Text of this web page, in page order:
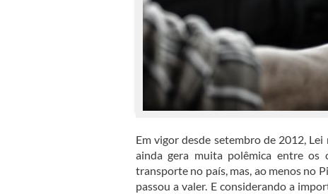
Em vigor desde setembro de 2012,
ainda gera muita polêmica entre os
transporte no país, mas, ao menos no
passou a valer. E considerando a